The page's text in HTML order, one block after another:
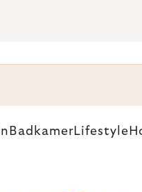
BadkamerLifestyle